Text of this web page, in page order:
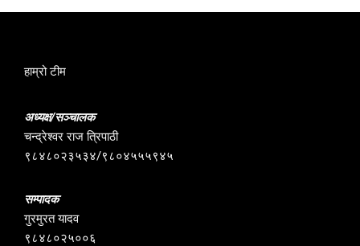
हाम्रो टीम
अध्यक्ष/सञ्चालक
चन्द्रेश्वर राज त्रिपाठी
९८४८०२३५३४/९८०४५५५९४५
सम्पादक
गुरमुरत यादव
९८४८०२५००६